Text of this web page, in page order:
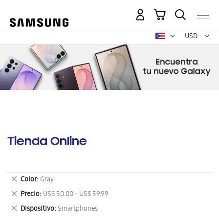
USD -
dólar
Mi carrito
Tienda Online
Color Gray
Eliminar
este
artículo
Precio US$ 50.00 - US$ 59.99
Eliminar
este
artículo
Dispositivo Smartphones
Eliminar